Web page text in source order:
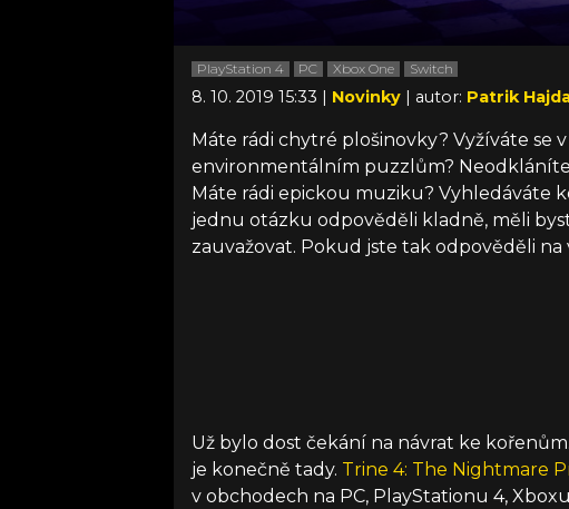
PlayStation 4 PC Xbox One Switch
8. 10. 2019 15:33 | Novinky | autor: Patrik
Máte rádi chytré plošinovky? Vyžíváte se
environmentálním puzzlům?
Máte rádi epickou muziku? Vyhledáváte
jednu otázku odpověděli kladně, měli
zauvažovat. Pokud jste tak odpověděli na
Už bylo dost čekání na návrat ke
je konečně tady. Trine 4: The Nightmare
v obchodech na PC, PlayStationu 4,